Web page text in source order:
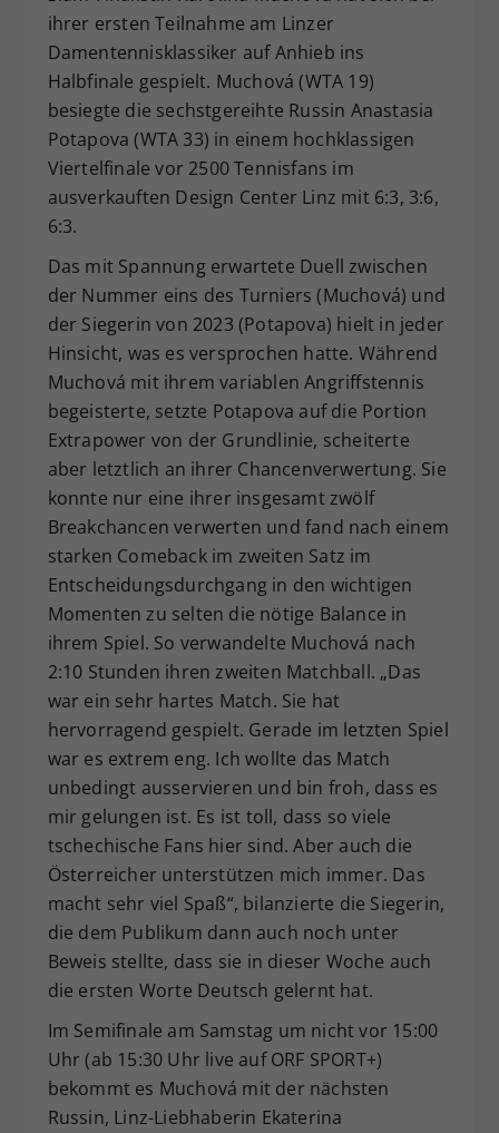
ihrer ersten Teilnahme am Linzer
Damentennisklassiker auf Anhieb ins
Halbfinale gespielt. Muchová (WTA 19)
besiegte die sechstgereihte Russin Anastasia
Potapova (WTA 33) in einem hochklassigen
Viertelfinale vor 2500 Tennisfans im
ausverkauften Design Center Linz mit 6:3, 3:6,
6:3.
Das mit Spannung erwartete Duell zwischen
der Nummer eins des Turniers (Muchová) und
der Siegerin von 2023 (Potapova) hielt in jeder
Hinsicht, was es versprochen hatte. Während
Muchová mit ihrem variablen Angriffstennis
begeisterte, setzte Potapova auf die Portion
Extrapower von der Grundlinie, scheiterte
aber letztlich an ihrer Chancenverwertung. Sie
konnte nur eine ihrer insgesamt zwölf
Breakchancen verwerten und fand nach einem
starken Comeback im zweiten Satz im
Entscheidungsdurchgang in den wichtigen
Momenten zu selten die nötige Balance in
ihrem Spiel. So verwandelte Muchová nach
2:10 Stunden ihren zweiten Matchball. „Das
war ein sehr hartes Match. Sie hat
hervorragend gespielt. Gerade im letzten Spiel
war es extrem eng. Ich wollte das Match
unbedingt ausservieren und bin froh, dass es
mir gelungen ist. Es ist toll, dass so viele
tschechische Fans hier sind. Aber auch die
Österreicher unterstützen mich immer. Das
macht sehr viel Spaß“, bilanzierte die Siegerin,
die dem Publikum dann auch noch unter
Beweis stellte, dass sie in dieser Woche auch
die ersten Worte Deutsch gelernt hat.
Im Semifinale am Samstag um nicht vor 15:00
Uhr (ab 15:30 Uhr live auf ORF SPORT+)
bekommt es Muchová mit der nächsten
Russin, Linz-Liebhaberin Ekaterina
Zweck
Dieser Wert speichert Ihre Consent-
Einstellungen. Unter anderem eine
zufällig generierte ID, für die
historische Speicherung Ihrer
vorgenommen Einstellungen, falls der
Webseiten-Betreiber dies eingestellt
hat.